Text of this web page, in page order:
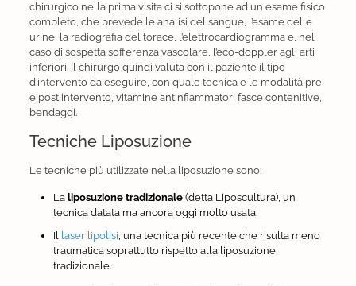
chirurgico nella prima visita ci si sottopone ad un esame fisico
completo, che prevede le analisi del sangue, l’esame delle
urine, la radiografia del torace, l’elettrocardiogramma e, nel
caso di sospetta sofferenza vascolare, l’eco-doppler agli arti
inferiori. Il chirurgo quindi valuta con il paziente il tipo
d’intervento da eseguire, con quale tecnica e le modalità pre
e post intervento, vitamine antinfiammatori fasce contenitive,
bendaggi.
Tecniche Liposuzione
Le tecniche più utilizzate nella liposuzione sono:
La liposuzione tradizionale(detta Liposcultura), un
tecnica datata ma ancora oggi molto usata.
Il laser lipolisi, una tecnica più recente che risulta meno
traumatica soprattutto rispetto alla liposuzione
tradizionale.